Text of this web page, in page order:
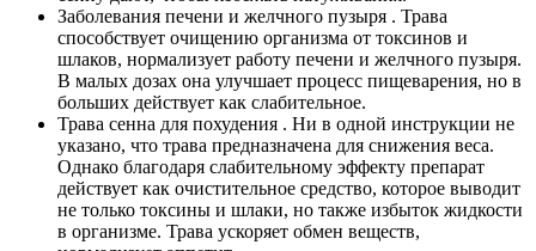
Заболевания печени и желчного пузыря . Трава
способствует очищению организма от токсинов и
шлаков, нормализует работу печени и желчного пузыря.
В малых дозах она улучшает процесс пищеварения, но в
больших действует как слабительное.
Трава сенна для похудения . Ни в одной инструкции не
указано, что трава предназначена для снижения веса.
Однако благодаря слабительному эффекту препарат
действует как очистительное средство, которое выводит
не только токсины и шлаки, но также избыток жидкости
в организме. Трава ускоряет обмен веществ,